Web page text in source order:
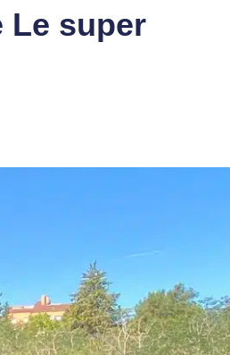
Le super